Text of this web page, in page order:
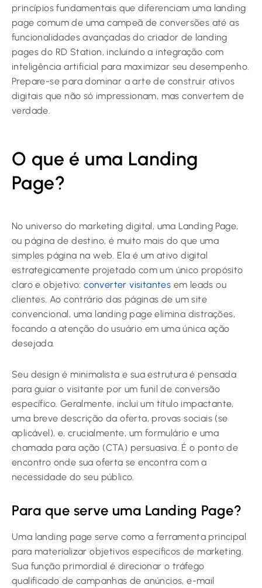
princípios fundamentais que diferenciam uma landing
page comum de uma campeã de conversões até as
funcionalidades avançadas do criador de landing
pages do RD Station, incluindo a integração com
inteligência artificial para maximizar seu desempenho.
Prepare-se para dominar a arte de construir ativos
digitais que não só impressionam, mas convertem de
verdade.
O que é uma Landing
Page?
No universo do marketing digital, uma Landing Page,
ou página de destino, é muito mais do que uma
simples página na web. Ela é um ativo digital
estrategicamente projetado com um único propósito
claro e objetivo:converter visitantes em leads ou
clientes. Ao contrário das páginas de um site
convencional, uma landing page elimina distrações,
focando a atenção do usuário em uma única ação
desejada.
Seu design é minimalista e sua estrutura é pensada
para guiar o visitante por um funil de conversão
específico. Geralmente, inclui um título impactante,
uma breve descrição da oferta, provas sociais (se
aplicável), e, crucialmente, um formulário e uma
chamada para ação (CTA) persuasiva. É o ponto de
encontro onde sua oferta se encontra com a
necessidade do seu público.
Para que serve uma Landing Page?
Uma landing page serve como a ferramenta principal
para materializar objetivos específicos de marketing.
Sua função primordial é direcionar o tráfego
qualificado de campanhas de anúncios, e-mail